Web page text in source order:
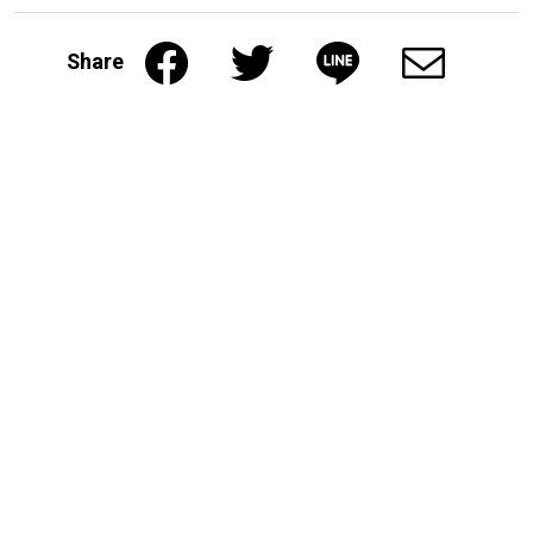
Share